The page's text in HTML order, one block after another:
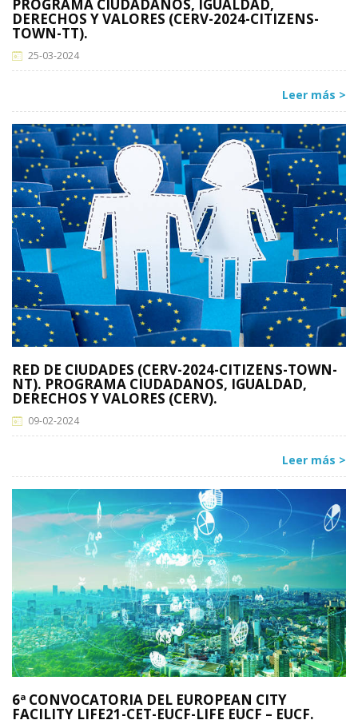
PROGRAMA CIUDADANOS, IGUALDAD,
DERECHOS Y VALORES (CERV-2024-CITIZENS-
TOWN-TT).
25-03-2024
Leer más >
RED DE CIUDADES (CERV-2024-CITIZENS-TOWN-
NT). PROGRAMA CIUDADANOS, IGUALDAD,
DERECHOS Y VALORES (CERV).
09-02-2024
Leer más >
6ª CONVOCATORIA DEL EUROPEAN CITY
FACILITY LIFE21-CET-EUCF-LIFE EUCF – EUCF.